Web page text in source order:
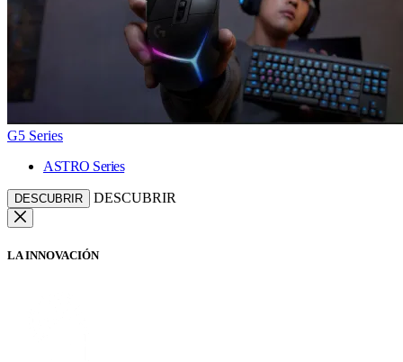
G5 Series
ASTRO Series
DESCUBRIR DESCUBRIR
LA INNOVACIÓN